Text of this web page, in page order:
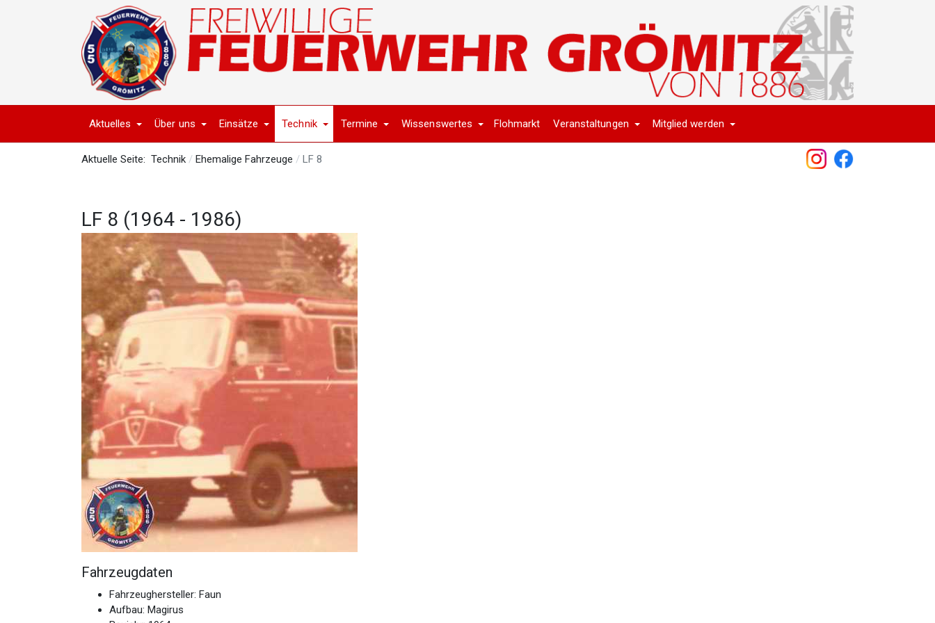
Aktuelles Über uns Einsätze Technik Termine Wissenswertes Flohmarkt Veranstaltungen Mitglied werden
Aktuelle Seite: Technik Ehemalige Fahrzeuge LF 8
LF 8 (1964 - 1986)
Fahrzeugdaten
Fahrzeughersteller: Faun
Aufbau: Magirus